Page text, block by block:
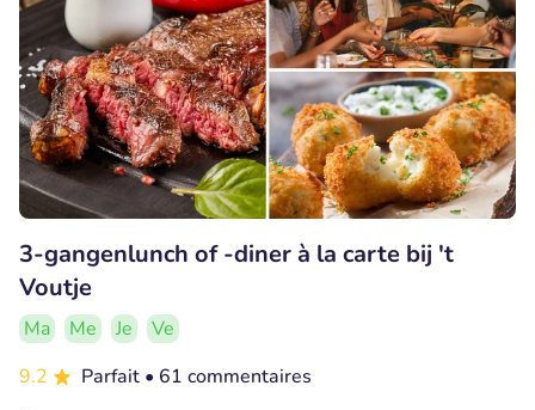
3-gangenlunch of -diner à la carte bij 't
Voutje
Ma Me Je
Ve
9.2
Parfait • 61 commentaires